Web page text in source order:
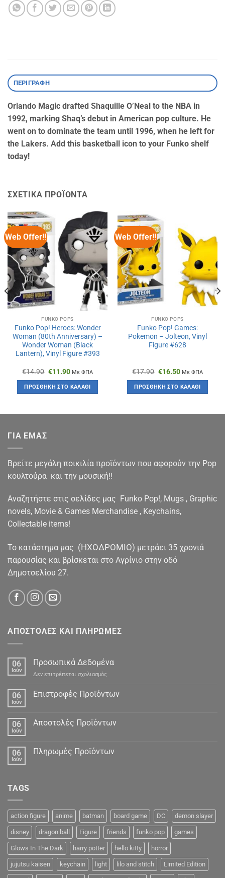
ΠΕΡΙΓΡΑΦΉ
Orlando Magic drafted Shaquille O’Neal to the NBA in
1992, marking Shaq’s debut in American pop culture. He
went on to dominate the team until 1996, when he left for
the Lakers. Add this basketball icon to your Funko shelf
today!
ΣΧΕΤΙΚΆ ΠΡΟΪΌΝΤΑ
Web Offer!!
FUNKO POPS
Funko Pop! Heroes: Wonder
Woman (80th Anniversary) –
Wonder Woman (Black
Lantern), Vinyl Figure #393
€14.90 Original
was:
€14.90.
€11.90Η
τιμή
είναι:
€11.90.
Με ΦΠΑ
ΠΡΟΣΘΉΚΗ ΣΤΟ ΚΑΛΆΘΙ
Web Offer!!
FUNKO POPS
Funko Pop! Games:
Pokemon – Jolteon, Vinyl
Figure #628
€17.90 Original
was:
€17.90.
€16.50Η
τιμή
είναι:
€16.50.
Με ΦΠΑ
ΠΡΟΣΘΉΚΗ ΣΤΟ ΚΑΛΆΘΙ
ΓΙΑ ΕΜΑΣ
Βρείτε μεγάλη ποικιλία προϊόντων που αφορούν την Pop
κουλτούρα και την μουσική!!
Αναζητήστε στις σελίδες μας Funko Pop!, Mugs , Graphic
novels, Movie & Games Merchandise , Keychains,
Collectable items!
To κατάστημα μας (ΗΧΟΔΡΟΜΙΟ) μετράει 35 χρονιά
παρουσίας και βρίσκεται στο Αγρίνιο στην οδό
Δημοτσελίου 27.
ΑΠΟΣΤΟΛΕΣ ΚΑΙ ΠΛΗΡΩΜΕΣ
06
Ιούν
Προσωπικά Δεδομένα
Δεν επιτρέπεται σχολιασμός
Δεδομένα
06
Ιούν
Επιστροφές Προϊόντων
06
Ιούν
Αποστολές Προϊόντων
06
Ιούν
Πληρωμές Προϊόντων
TAGS
action figure anime batman board game DC demon slayer
disney dragon ball Figure friends funko pop games
Glows In The Dark harry potter hello kitty horror
jujutsu kaisen keychain light lilo and stitch Limited Edition